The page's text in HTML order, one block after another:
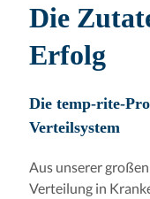
Die
Erfolg
Die temp-rite-
Verteilsystem
Aus unserer
Verteilung in